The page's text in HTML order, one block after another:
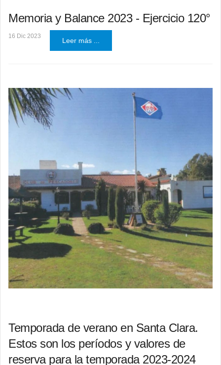
Memoria y Balance 2023 - Ejercicio 120°
16 Dic 2023
Leer más ...
Temporada de verano en Santa Clara.
Estos son los períodos y valores de
reserva para la temporada 2023-2024